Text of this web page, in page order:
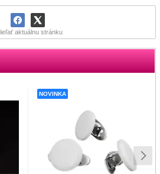
aktuálnu stránku
NOVINKA